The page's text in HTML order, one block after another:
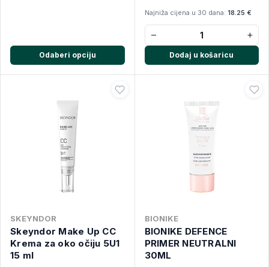
Odaberi opciju
Najniža cijena u 30 dana: 18.25 €
− +
Dodaj u košaricu
SKEYNDOR
Skeyndor Make Up CC
Krema za oko očiju 5U1
15 ml
BIONIKE
BIONIKE DEFENCE
PRIMER NEUTRALNI
30ML